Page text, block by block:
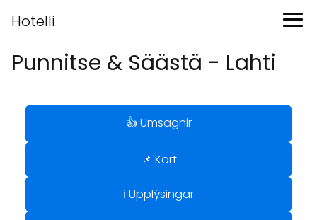
Hotelli
Punnitse & Säästä - Lahti
👍 Umsagnir
📌 Kort
ℹ️ Upplýsingar